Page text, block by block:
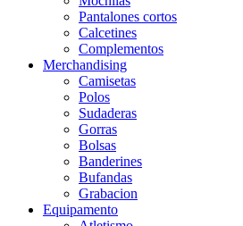
Pantalones cortos
Calcetines
Complementos
Merchandising
Camisetas
Polos
Sudaderas
Gorras
Bolsas
Banderines
Bufandas
Grabacion
Equipamento